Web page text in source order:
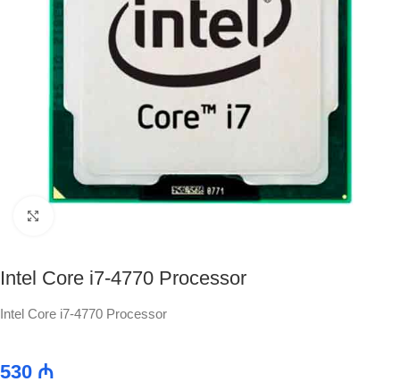
Intel Core i7-4770 Processor
Intel Core i7-4770 Processor
530 ₼